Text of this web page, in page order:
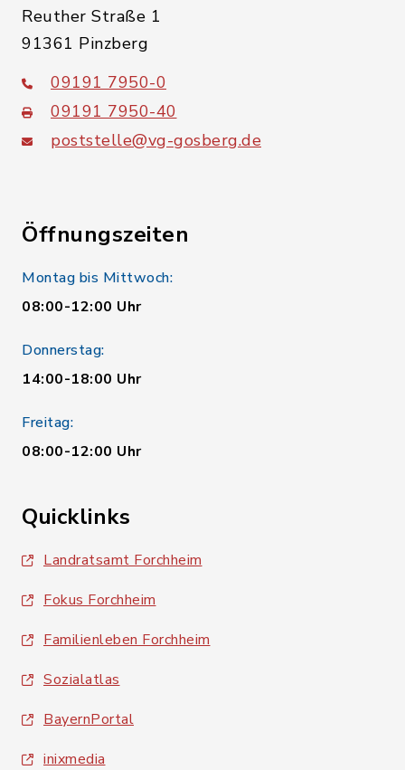
Reuther Straße 1
91361 Pinzberg
09191 7950-0
09191 7950-40
poststelle@vg-gosberg.de
Öffnungszeiten
Montag bis Mittwoch:
08:00-12:00 Uhr
Donnerstag:
14:00-18:00 Uhr
Freitag:
08:00-12:00 Uhr
Quicklinks
Landratsamt Forchheim
Fokus Forchheim
Familienleben Forchheim
Sozialatlas
BayernPortal
inixmedia